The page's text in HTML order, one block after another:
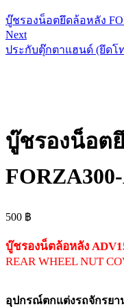
บู๊ชรองน็อตยึดล้อหลัง
Next
ประกับตุ๊กตาแฮนด์ (ยึดโ
บู๊ชรองน็อต
500 ฿
บู๊ชรองน็ตล้อหลัง
REAR WHEEL NUT
อุปกรณ์ตกแต่งรถจักรยา